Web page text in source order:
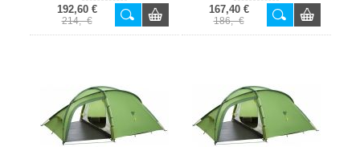
192,60 €
214,- €
167,40 €
186,- €